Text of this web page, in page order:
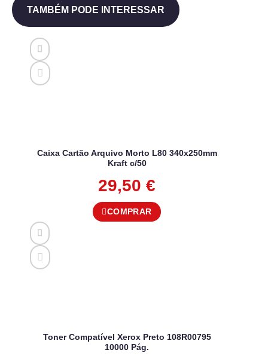
TAMBÉM PODE INTERESSAR
Caixa Cartão Arquivo Morto L80 340x250mm
Kraft c/50
29,50 €
COMPRAR
Toner Compatível Xerox Preto 108R00795
10000 Pág.